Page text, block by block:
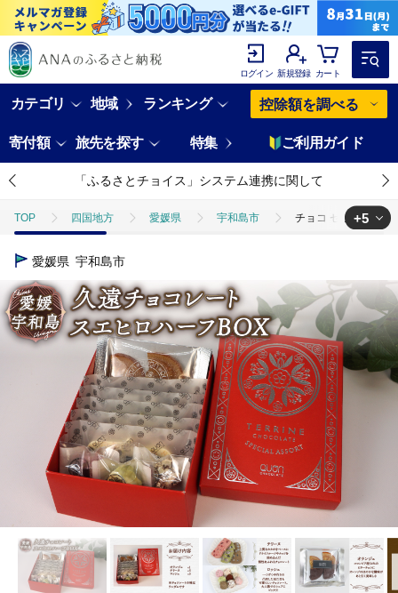
ログイン 新規登録 カート
カテゴリ 地域 ランキング 控除額を調べる
寄付額 旅先を探す 特集 ご利用ガイド
「ふるさとチョイス」システム連携に関して
TOP 四国地方 愛媛県 宇和島市 チョコ セット 久遠
TOP
TOP パン・菓子類 洋菓子 チョコ セット 久遠チョコレー
TOP パン・菓子類 洋菓子 焼き菓子 チョコ セット
パン・菓子類 洋菓子 チョコレート チョコ セ
パン・菓子類 洋菓子 ほかの洋菓子 チョコ セ
+5
愛媛県 宇和島市